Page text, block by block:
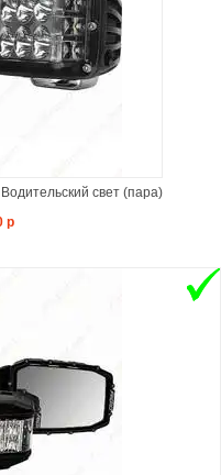
свет (пара)
р